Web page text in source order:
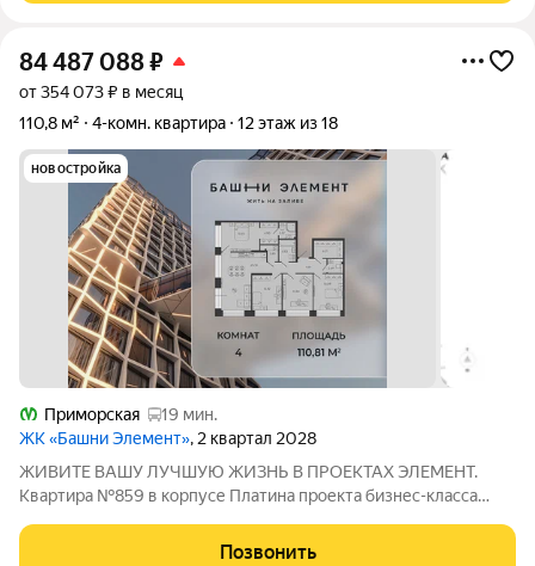
84 487 088₽
от 354 073 ₽ в месяц
110,8 м²
4-комн. квартира 12 этаж из 18
новостройка
Приморская
19 мин.
ЖК «Башни Элемент», 2 квартал 2028
ЖИВИТЕ ВАШУ ЛУЧШУЮ ЖИЗНЬ В ПРОЕКТАХ ЭЛЕМЕНТ.
Квартира №859 в корпусе Платина проекта бизнес-класса
бизнес-класса на Васильевском острове от девелоперской
Позвонить